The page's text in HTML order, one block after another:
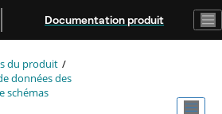
Documentation produit
du produit
données des
schémas